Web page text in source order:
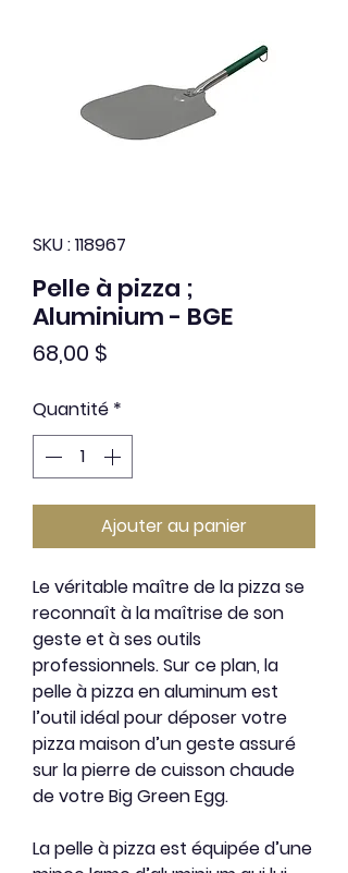
SKU : 118967
Pelle à pizza ;
Aluminium - BGE
68,00 $
Quantité *
Ajouter au panier
Le véritable maître de la pizza se
reconnaît à la maîtrise de son
geste et à ses outils
professionnels. Sur ce plan, la
pelle à pizza en aluminum est
l’outil idéal pour déposer votre
pizza maison d’un geste assuré
sur la pierre de cuisson chaude
de votre Big Green Egg.
La pelle à pizza est équipée d’une